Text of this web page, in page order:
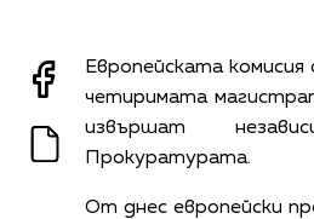
Европейската
четиримата
извършат
Прокуратурата.
От днес европейски